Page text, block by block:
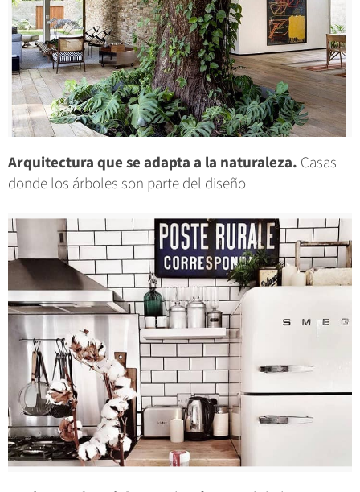
Arquitectura que se adapta a la naturaleza. Casas
donde los árboles son parte del diseño